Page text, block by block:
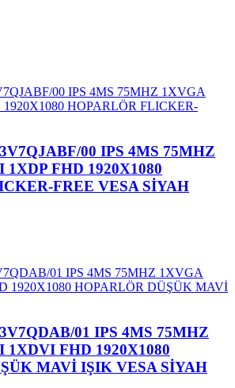
00 IPS 4MS 75MHZ
FHD 1920X1080
FREE VESA SİYAH
01 IPS 4MS 75MHZ
1XDVI FHD 1920X1080
MAVİ IŞIK VESA SİYAH